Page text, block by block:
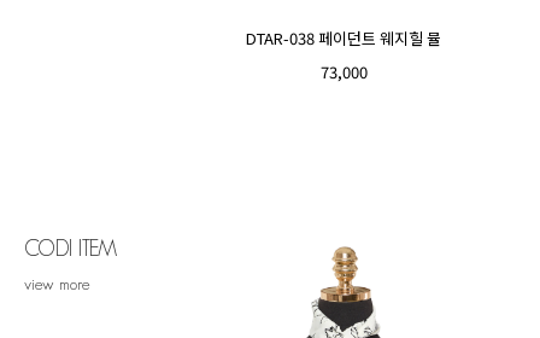
DTAR-038 페이던트 웨지힐 뮬
73,000
CODI ITEM
view more